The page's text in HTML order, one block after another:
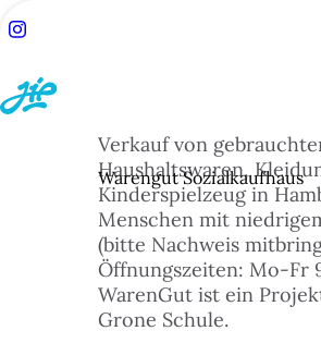
Warengut Sozialkaufhaus
Verkauf von
Haushaltswaren,
Kinderspielzeug in
Menschen mit
(bitte Nachweis
Öffnungszeiten: Mo-Fr
WarenGut ist ein
Grone Schule.